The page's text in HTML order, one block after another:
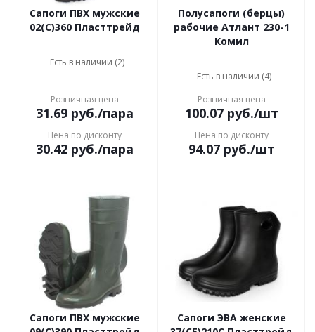
Сапоги ПВХ мужские
02(С)360 Пласттрейд
Есть в наличии (2)
Розничная цена
31.69руб./пара
Цена по дисконту
30.42руб./пара
Полусапоги (берцы)
рабочие Атлант 230-1
Комил
Есть в наличии (4)
Розничная цена
100.07руб./шт
Цена по дисконту
94.07руб./шт
Сапоги ПВХ мужские
Сапоги ЭВА женские